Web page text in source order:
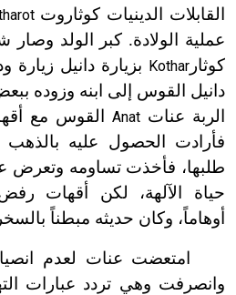
القابلات الدينيات كوثاروت
عملية الولادة. كبر الولد وصار
كوثار Kothar بزيارة دانيل زيارة
دانيل القوس إلى ابنه وزوده
الربة عنات Anat القوس مع
فأرادت الحصول عليه
طلبها، فأخذت تساومه وتعرض
حياة الآلهة، لكن أقهات
أوهاماً، وكان حديثه مبطناً
امتعضت عنات لعدم
وانصرفت وهي تردد عبارات